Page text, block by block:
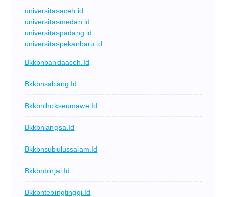
universitasaceh.id
universitasmedan.id
universitaspadang.id
universitaspekanbaru.id
Bkkbnbandaaceh.id
Bkkbnsabang.id
Bkkbnlhokseumawe.id
Bkkbnlangsa.id
Bkkbnsubulussalam.id
Bkkbnbinjai.id
Bkkbntebingtinggi.id